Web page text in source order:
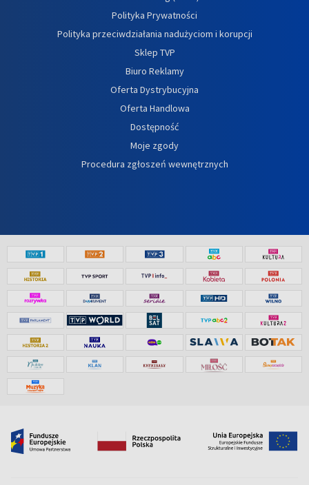
Polityka Prywatności
Polityka przeciwdziałania nadużyciom i korupcji
Sklep TVP
Biuro Reklamy
Oferta Dystrybucyjna
Oferta Handlowa
Dostępność
Moje zgody
Procedura zgłoszeń wewnętrznych